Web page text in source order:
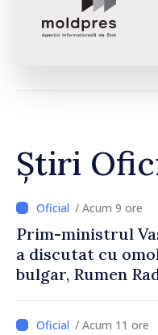
Știri
/ Acum 9 ore
Prim-ministrul
a discutat cu
bulgar, Rumen
/ Acum 11 ore